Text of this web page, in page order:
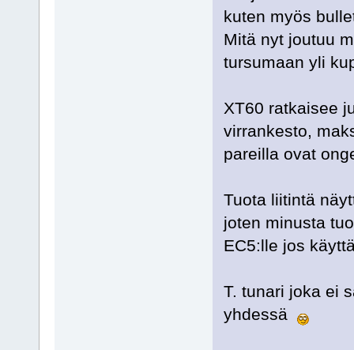
kuten myös
Mitä nyt joutuu
tursumaan yli
XT60 ratkaisee
virrankesto,
pareilla ovat
Tuota liitintä
joten minusta
EC5:lle jos
T. tunari joka ei
yhdessä